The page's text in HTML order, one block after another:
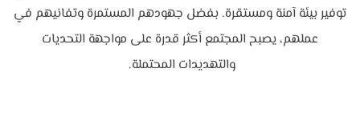
توفير بيئة آمنة ومستقرة. بفضل جهودهم المستمرة وتفانيهم في
عملهم، يصبح المجتمع أكثر قدرة على مواجهة التحديات
والتهديدات المحتملة.